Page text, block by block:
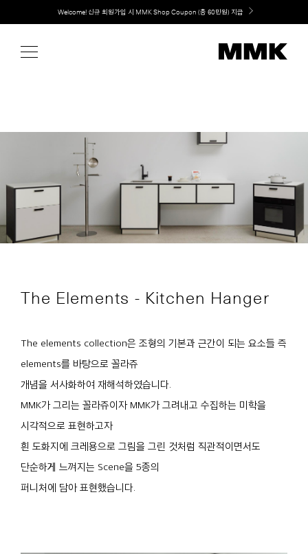
content
Welcome! 신규 회원가입 시 MMK Shop Coupon (총 60만원) 지급
The Elements - Kitchen Hanger
The elements collection은 조형의 기본과 근간이 되는 요소들 즉
elements를 바탕으로 꼴라쥬
개념을 서사화하여 재해석하였습니다.
MMK가 그리는 꼴라쥬이자 MMK가 그려내고 수집하는 미학을
시각적으로 표현하고자
흰 도화지에 크레용으로 그림을 그린 것처럼 직관적이면서도
단순하게 느껴지는 Scene을 5종의
퍼니처에 담아 표현했습니다.